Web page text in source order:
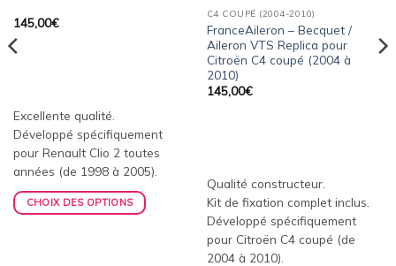
145,00€
Excellente qualité.
Développé spécifiquement
pour Renault Clio 2 toutes
années (de 1998 à 2005).
CHOIX DES OPTIONS
C4 COUPÉ (2004-2010)
FranceAileron – Becquet /
Aileron VTS Replica pour
Citroën C4 coupé (2004 à
2010)
145,00€
Qualité constructeur.
Kit de fixation complet inclus.
Développé spécifiquement
pour Citroën C4 coupé (de
2004 à 2010).